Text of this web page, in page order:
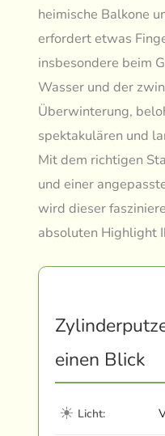
heimische Balkone
erfordert etwas
insbesondere beim
Wasser und der
Überwinterung,
spektakulären und
Mit dem richtigen
und einer
wird dieser
absoluten Highlight
einen Blick
☀ Licht: